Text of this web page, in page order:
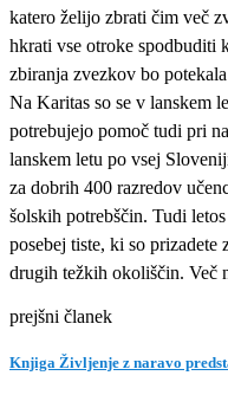
katero želijo zbrati čim več
hkrati vse otroke spodbuditi
zbiranja zvezkov bo
Na Karitas so se v lanskem
potrebujejo pomoč tudi pri
lanskem letu po vsej
za dobrih 400 razredov
šolskih potrebščin. Tudi
posebej tiste, ki so prizadete
drugih težkih okoliščin. Več
prejšni članek
Knjiga Življenje z naravo